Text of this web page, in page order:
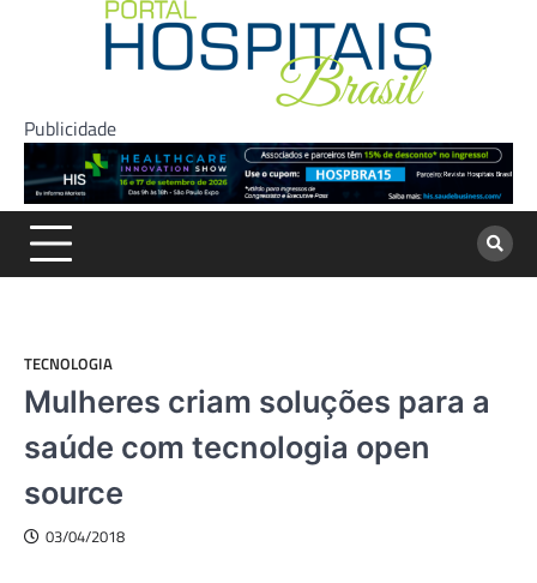
Publicidade
TECNOLOGIA
Mulheres criam soluções para a
saúde com tecnologia open
source
03/04/2018